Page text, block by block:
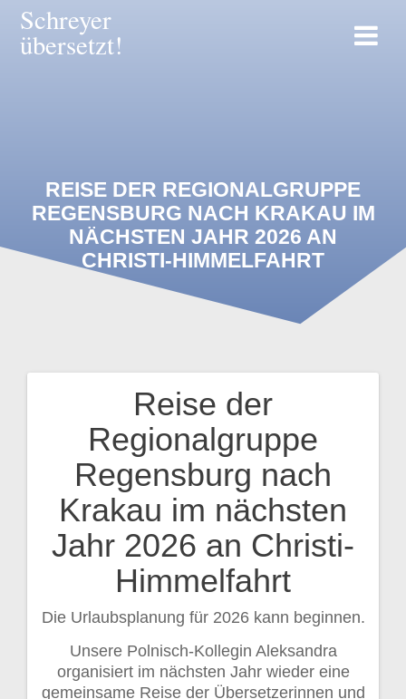
Schreyer
übersetzt!
REISE DER REGIONALGRUPPE
REGENSBURG NACH KRAKAU IM
NÄCHSTEN JAHR 2026 AN
CHRISTI-HIMMELFAHRT
Reise der
Regionalgruppe
Regensburg nach
Krakau im nächsten
Jahr 2026 an Christi-
Himmelfahrt
Die Urlaubsplanung für 2026 kann beginnen.
Unsere Polnisch-Kollegin Aleksandra
organisiert im nächsten Jahr wieder eine
gemeinsame Reise der Übersetzerinnen und
Beitragsnavigation